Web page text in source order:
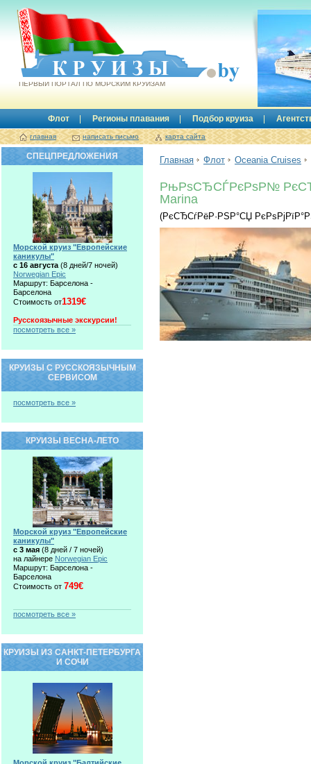
Круизы.by
ПЕРВЫЙ ПОРТАЛ ПО МОРСКИМ КРУИЗАМ
Флот Регионы плавания Подбор круиза
главная написать письмо карта сайта
Главная Флот Oceania Cruises
РњРѕСЂСЃРєРѕР№
Marina
(РєСЂСѓРёР·РЅР°СЏ
СПЕЦПРЕДЛОЖЕНИЯ
Морской круиз "Европейские
каникулы"
с 16 августа (8 дней/7 ночей)
Norwegian Epic
Маршрут: Барселона -
Барселона
Стоимость от1319€
Русскоязычные экскурсии!
посмотреть все »
КРУИЗЫ С РУССКОЯЗЫЧНЫМ
СЕРВИСОМ
посмотреть все »
КРУИЗЫ ВЕСНА-ЛЕТО
Морской круиз "Европейские
каникулы"
c 3 мая (8 дней / 7 ночей)
на лайнере Norwegian Epic
Маршрут: Барселона -
Барселона
Стоимость от 749€
посмотреть все »
КРУИЗЫ ИЗ САНКТ-ПЕТЕРБУРГА
И СОЧИ